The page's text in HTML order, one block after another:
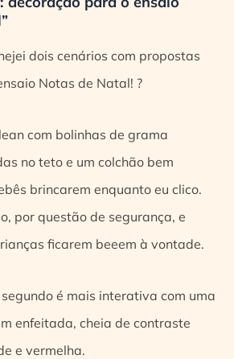
dois cenários com propostas
Notas de Natal! ?
com bolinhas de grama
no teto e um colchão bem
brincarem enquanto eu clico.
por questão de segurança, e
ficarem beeem à vontade.
é mais interativa com uma
enfeitada, cheia de contraste
e vermelha.